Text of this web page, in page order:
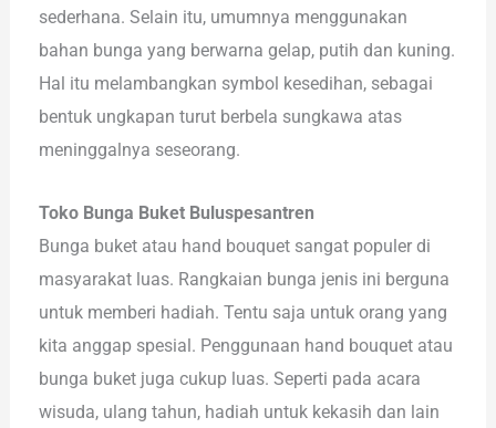
sederhana. Selain itu, umumnya menggunakan
bahan bunga yang berwarna gelap, putih dan kuning.
Hal itu melambangkan symbol kesedihan, sebagai
bentuk ungkapan turut berbela sungkawa atas
meninggalnya seseorang.
Toko Bunga Buket Buluspesantren
Bunga buket atau hand bouquet sangat populer di
masyarakat luas. Rangkaian bunga jenis ini berguna
untuk memberi hadiah. Tentu saja untuk orang yang
kita anggap spesial. Penggunaan hand bouquet atau
bunga buket juga cukup luas. Seperti pada acara
wisuda, ulang tahun, hadiah untuk kekasih dan lain